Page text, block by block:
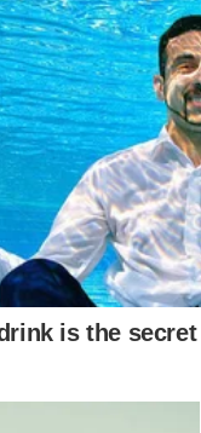
DE
passo na
ampliar o
do
essa
para
o pedido de
dessa
o poder da